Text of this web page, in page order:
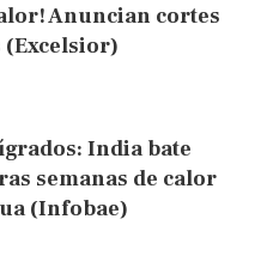
Anuncian cortes
(Excelsior)
India bate
semanas de calor
(Infobae)